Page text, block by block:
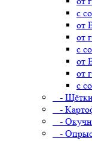
с
от
от
с
от
от
с
-
-
-
-